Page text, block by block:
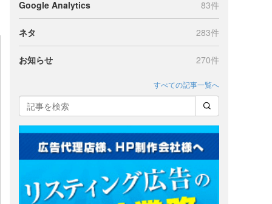
Google Analytics 83件
ネタ 283件
お知らせ 270件
すべての記事一覧へ